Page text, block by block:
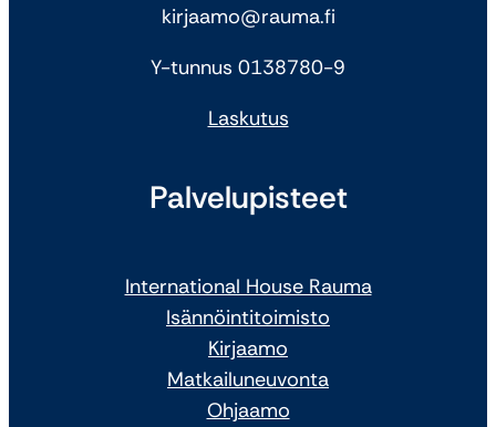
kirjaamo@rauma.fi
Y-tunnus 0138780-9
Laskutus
Palvelupisteet
International House Rauma
Isännöintitoimisto
Kirjaamo
Matkailuneuvonta
Ohjaamo